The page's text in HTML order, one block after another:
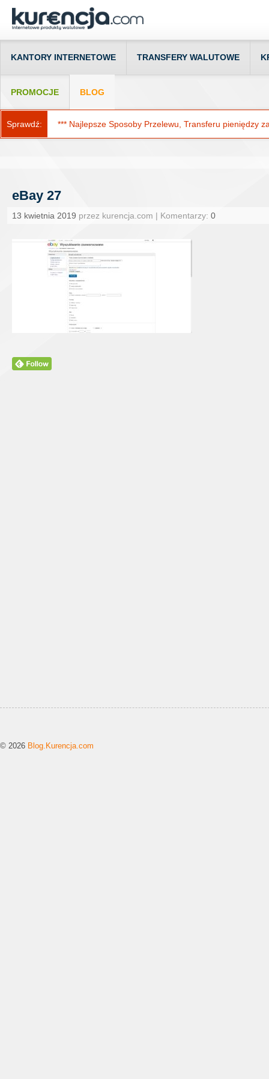
KANTORY INTERNETOWE TRANSFERY WALUTOWE
PROMOCJE BLOG
Sprawdź: *** Najlepsze Sposoby Przelewu, Transferu pieniędzy
eBay 27
13 kwietnia 2019 przez kurencja.com | Komentarzy: 0
© 2026 Blog.Kurencja.com